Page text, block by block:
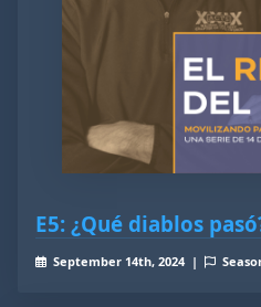
E5: ¿Qué diablos
September 14th, 2024 |